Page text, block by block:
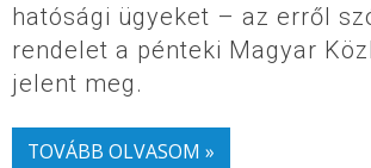
hatósági ügyeket – az erről
rendelet a pénteki Magyar
jelent meg.
TOVÁBB OLVASOM »